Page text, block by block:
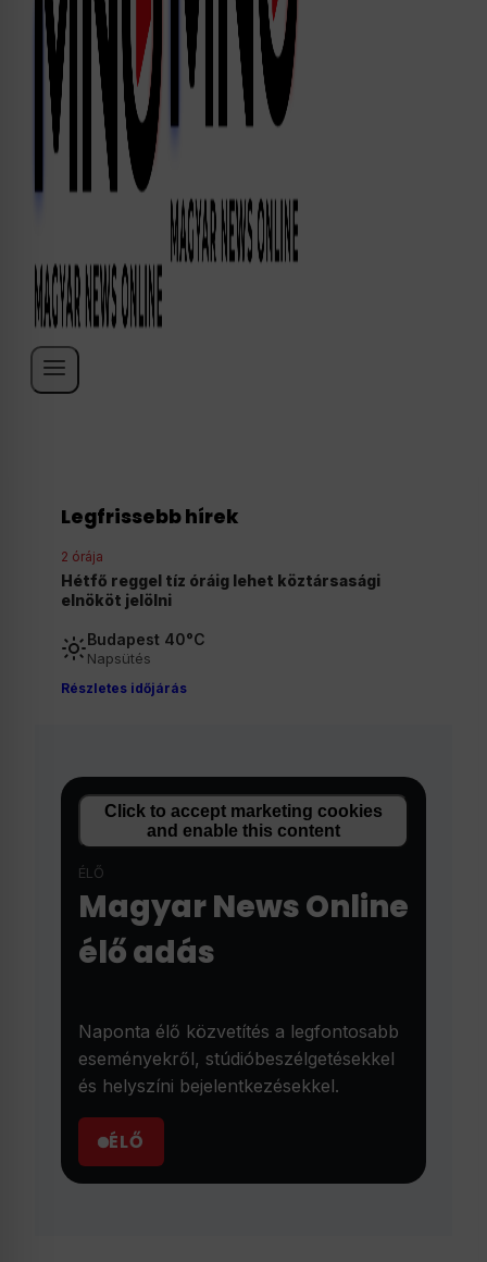
Legfrissebb hírek
2 órája
Szombaton szavaz a Tisza-frakció az
államfőjelöltjéről
Budapest 40°C
Napsütés
Részletes időjárás
Click to accept marketing cookies
and enable this content
ÉLŐ
Magyar News Online
élő adás
Naponta élő közvetítés a legfontosabb
eseményekről, stúdióbeszélgetésekkel
és helyszíni bejelentkezésekkel.
ÉLŐ